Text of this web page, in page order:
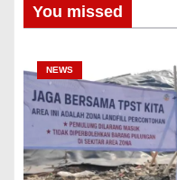
You missed
NEWS